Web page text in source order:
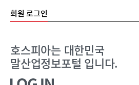
회원 로그인
호스피아는 대한민국
말산업정보포털 입니다.